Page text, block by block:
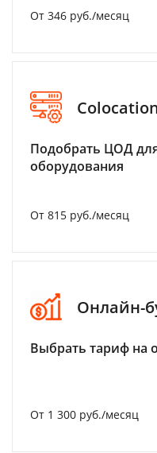
От 346 руб./месяц
Подобрать ЦОД
оборудования
От 815 руб./месяц
Онлайн-
Выбрать тариф на
От 1 300 руб./месяц